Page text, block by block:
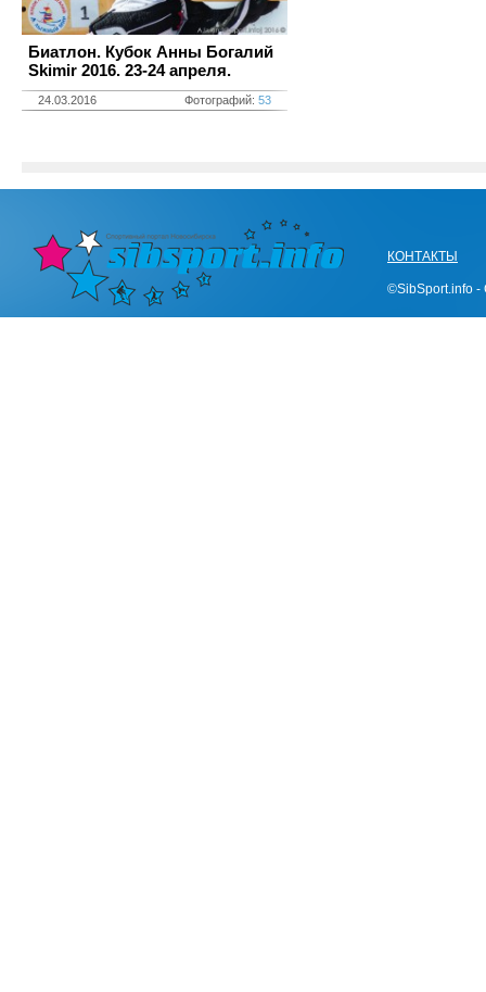
Биатлон. Кубок Анны Богалий
Skimir 2016. 23-24 апреля.
24.03.2016 Фотографий: 53
КОНТАКТЫ
©SibSport.info -